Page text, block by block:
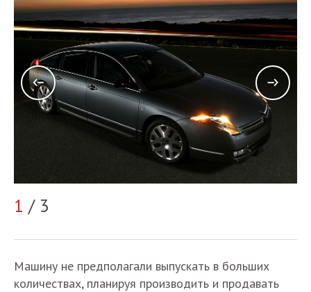
1 / 3
Машину не предполагали выпускать в больших
количествах, планируя производить и продавать